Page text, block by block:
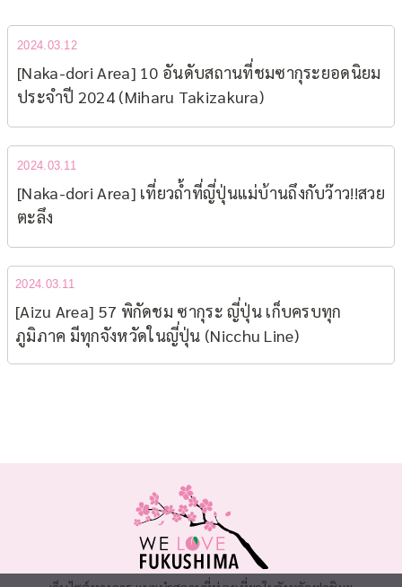
2024.03.12
[Naka-dori Area] 10 อันดับสถานที่ชมซากุระยอดนิยม​
ประจำปี 2024 (Miharu Takizakura)
2024.03.11
[Naka-dori Area] เที่ยวถ้ำที่ญี่ปุ่นแม่บ้านถึงกับว๊าว!!สวย
ตะลึง
2024.03.11
[Aizu Area] 57 พิกัดชม ซากุระ ญี่ปุ่น เก็บครบทุก
ภูมิภาค มีทุกจังหวัดในญี่ปุ่น (Nicchu Line)